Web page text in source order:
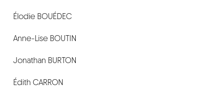
Élodie BOUÉDEC
Anne-Lise BOUTIN
Jonathan BURTON
Édith CARRON